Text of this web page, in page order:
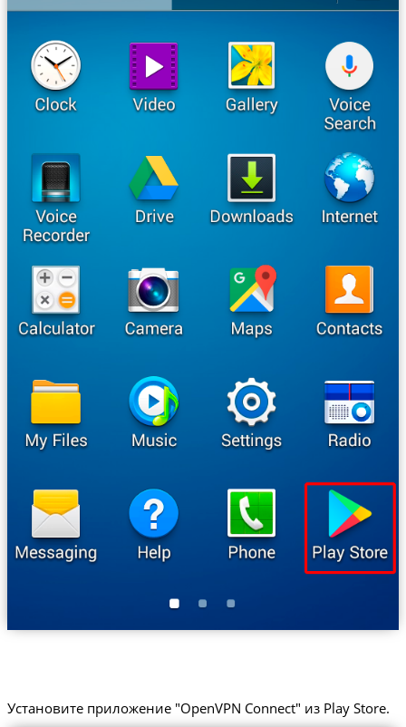
Установите приложение "OpenVPN Connect" из Play Store.